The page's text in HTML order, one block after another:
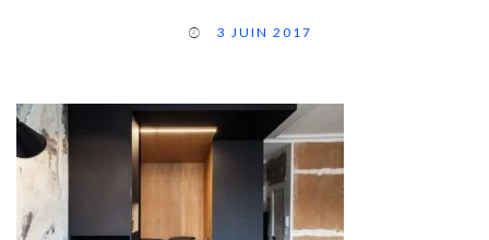
3 JUIN 2017